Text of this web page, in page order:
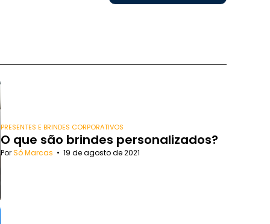
PRESENTES E BRINDES CORPORATIVOS
O que são brindes personalizados?
PorSó Marcas • 19 de agosto de 2021